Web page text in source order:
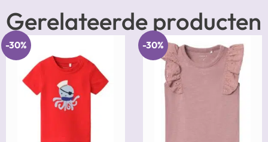
Gerelateerde producten
-30% -30%